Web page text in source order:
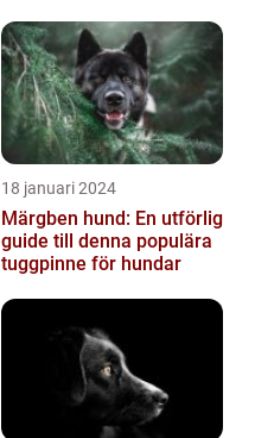
18 januari 2024
Märgben hund: En utförlig
guide till denna populära
tuggpinne för hundar